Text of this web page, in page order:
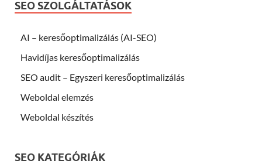
SEO SZOLGÁLTATÁSOK
AI – keresőoptimalizálás (AI-SEO)
Havidíjas keresőoptimalizálás
SEO audit – Egyszeri keresőoptimalizálás
Weboldal elemzés
Weboldal készítés
SEO KATEGÓRIÁK